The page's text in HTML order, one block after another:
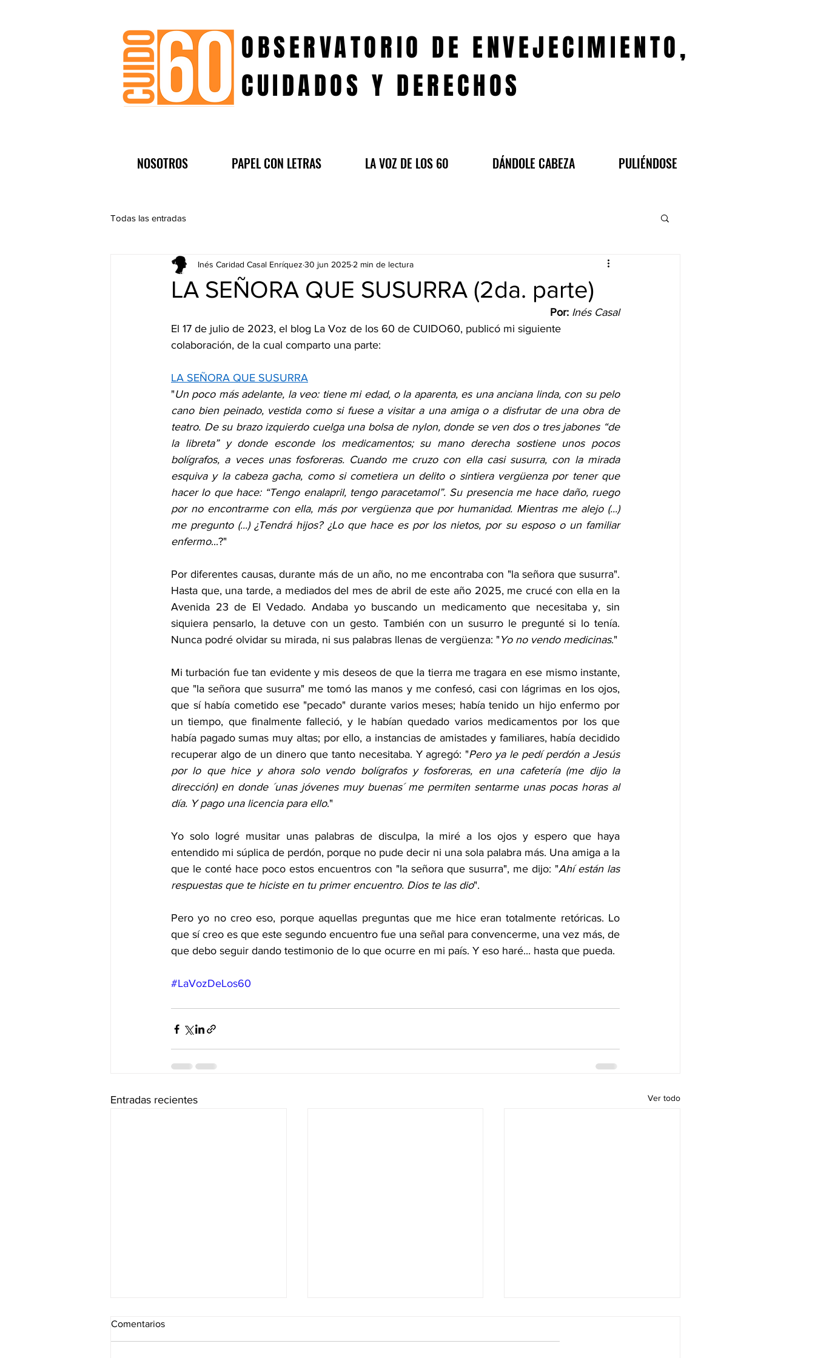
OBSERVATORIO DE ENVEJECIMIENTO,
CUIDADOS Y DERECHOS
NOSOTROS PAPEL CON LETRAS LA VOZ DE LOS 60 DÁNDOLE CABEZA PULIÉNDOSE
Todas las entradas
LA SEÑORA QUE SUSURRA (2da. parte)
Inés Caridad Casal Enríquez 30 jun 2025 2 min de lectura
Por: Inés Casal
El 17 de julio de 2023, el blog La Voz de los 60 de CUIDO60, publicó mi siguiente
colaboración, de la cual comparto una parte:
LA SEÑORA QUE SUSURRA
"Un poco más adelante, la veo: tiene mi edad, o la aparenta, es una anciana linda, con su pelo
cano bien peinado, vestida como si fuese a visitar a una amiga o a disfrutar de una obra de
teatro. De su brazo izquierdo cuelga una bolsa de nylon, donde se ven dos o tres jabones “de
la libreta” y donde esconde los medicamentos; su mano derecha sostiene unos pocos
bolígrafos, a veces unas fosforeras. Cuando me cruzo con ella casi susurra, con la mirada
esquiva y la cabeza gacha, como si cometiera un delito o sintiera vergüenza por tener que
hacer lo que hace: “Tengo enalapril, tengo paracetamol”. Su presencia me hace daño, ruego
por no encontrarme con ella, más por vergüenza que por humanidad. Mientras me alejo (...)
me pregunto (...) ¿Tendrá hijos? ¿Lo que hace es por los nietos, por su esposo o un familiar
enfermo...?"
Por diferentes causas, durante más de un año, no me encontraba con "la señora que susurra".
Hasta que, una tarde, a mediados del mes de abril de este año 2025, me crucé con ella en la
Avenida 23 de El Vedado. Andaba yo buscando un medicamento que necesitaba y, sin
siquiera pensarlo, la detuve con un gesto. También con un susurro le pregunté si lo tenía.
Nunca podré olvidar su mirada, ni sus palabras llenas de vergüenza: "Yo no vendo medicinas."
Mi turbación fue tan evidente y mis deseos de que la tierra me tragara en ese mismo instante,
que "la señora que susurra" me tomó las manos y me confesó, casi con lágrimas en los ojos,
que sí había cometido ese "pecado" durante varios meses; había tenido un hijo enfermo por
un tiempo, que finalmente falleció, y le habían quedado varios medicamentos por los que
había pagado sumas muy altas; por ello, a instancias de amistades y familiares, había decidido
recuperar algo de un dinero que tanto necesitaba. Y agregó: "Pero ya le pedí perdón a Jesús
por lo que hice y ahora solo vendo bolígrafos y fosforeras, en una cafetería (me dijo la
dirección) en donde ´unas jóvenes muy buenas´ me permiten sentarme unas pocas horas al
día. Y pago una licencia para ello."
Yo solo logré musitar unas palabras de disculpa, la miré a los ojos y espero que haya
entendido mi súplica de perdón, porque no pude decir ni una sola palabra más. Una amiga a la
que le conté hace poco estos encuentros con "la señora que susurra", me dijo: "Ahí están las
respuestas que te hiciste en tu primer encuentro. Dios te las dio".
Pero yo no creo eso, porque aquellas preguntas que me hice eran totalmente retóricas. Lo
que sí creo es que este segundo encuentro fue una señal para convencerme, una vez más, de
que debo seguir dando testimonio de lo que ocurre en mi país. Y eso haré... hasta que pueda.
#LaVozDeLos60
Entradas recientes Ver todo
Comentarios